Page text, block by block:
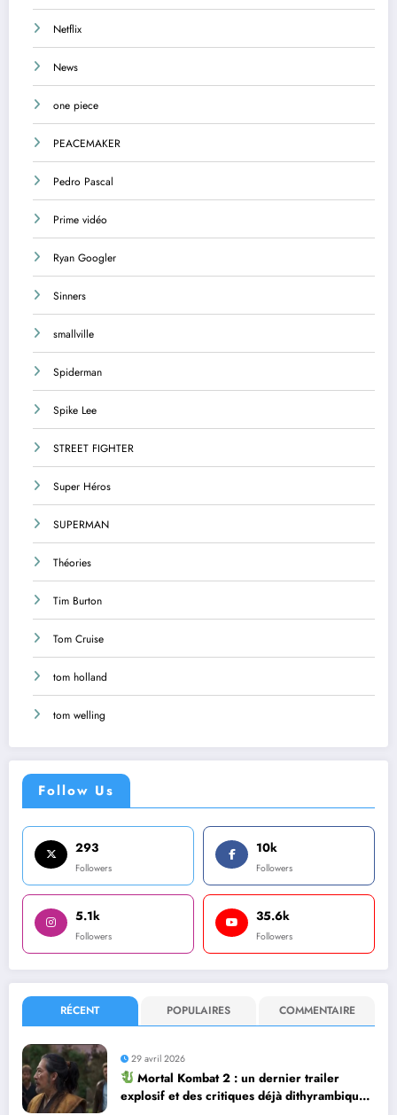
Netflix
News
one piece
PEACEMAKER
Pedro Pascal
Prime vidéo
Ryan Googler
Sinners
smallville
Spiderman
Spike Lee
STREET FIGHTER
Super Héros
SUPERMAN
Théories
Tim Burton
Tom Cruise
tom holland
tom welling
Follow Us
293
Followers
10k
Followers
5.1k
Followers
35.6k
Followers
RÉCENT POPULAIRES COMMENTAIRE
29 avril 2026
Mortal Kombat 2 : un dernier trailer
explosif et des critiques déjà dithyrambiques